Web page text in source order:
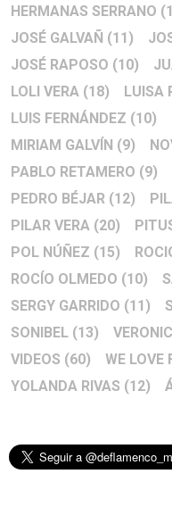
HERMANAS SERRANO
JOSÉ GALVAÑ (11)
JOSÉ RAPOSO (10)
LOLI VERA (18) LUISA
LUIS FERNÁNDEZ (10)
MIRIAM GALVÍN (9)
PABLO RETAMERO (9)
PEDRO BÉJAR (12)
PILAR VERA (20)
POL NÚÑEZ (15)
ROCÍO OLMEDO (10)
SERGY GARRIDO (11)
SONIBEL (13)
VIDEOS (60) WE LOVE
YOLANDA RIVAS (12)